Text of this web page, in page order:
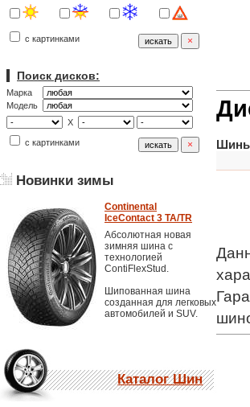
с картинками
Поиск дисков:
Марка
Модель
X
с картинками
Новинки зимы
Continental
IceContact 3 TA/TR
Абсолютная новая
зимняя шина с
технологией
ContiFlexStud.
Шипованная шина
созданная для легковых
автомобилей и SUV.
Каталог Шин